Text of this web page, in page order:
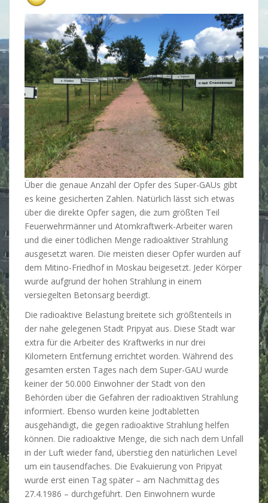
m
e
d
i
k
a
m
e
n
t
.
o
n
l
i
n
e
A
s
a
t
r
e
a
m
n
t
,
h
e
s
Über die genaue Anzahl der Opfer des Super-GAUs gibt
es keine gesicherten Zahlen. Natürlich lässt sich etwas
über die direkte Opfer sagen, die zum größten Teil
Feuerwehrmänner und Atomkraftwerk-Arbeiter waren
und die einer tödlichen Menge radioaktiver Strahlung
ausgesetzt waren. Die meisten dieser Opfer wurden auf
dem Mitino-Friedhof in Moskau beigesetzt. Jeder Körper
wurde aufgrund der hohen Strahlung in einem
versiegelten Betonsarg beerdigt.
Die radioaktive Belastung breitete sich größtenteils in
der nahe gelegenen Stadt Pripyat aus. Diese Stadt war
extra für die Arbeiter des Kraftwerks in nur drei
Kilometern Entfernung errichtet worden. Während des
gesamten ersten Tages nach dem Super-GAU wurde
keiner der 50.000 Einwohner der Stadt von den
Behörden über die Gefahren der radioaktiven Strahlung
informiert. Ebenso wurden keine Jodtabletten
ausgehändigt, die gegen radioaktive Strahlung helfen
können. Die radioaktive Menge, die sich nach dem Unfall
in der Luft wieder fand, überstieg den natürlichen Level
um ein tausendfaches. Die Evakuierung von Pripyat
wurde erst einen Tag später – am Nachmittag des
27.4.1986 – durchgeführt. Den Einwohnern wurde